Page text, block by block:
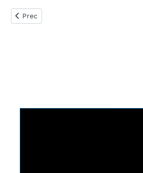
Articolo precedente: IL SISTEMA
Prec